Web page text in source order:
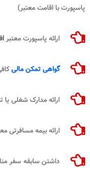
پاسپورت با اقامت معتبر)
ارائه پاسپورت معتبر
گواهی تمکن مالی
ارائه مدارک شغلی
ارائه بیمه مسافرتی معتبر
داشتن سابقه سفر